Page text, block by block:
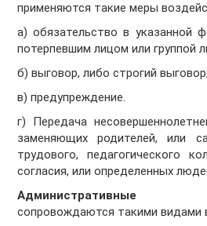
применяются такие меры
а) обязательство в указанной
потерпевшим лицом или группой
б) выговор, либо строгий выговор;
в) предупреждение.
г) Передача
заменяющих родителей, или
трудового, педагогического
согласия, или определенных
Административные
сопровождаются такими видами